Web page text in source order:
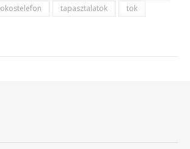
okostelefon tapasztalatok
tok